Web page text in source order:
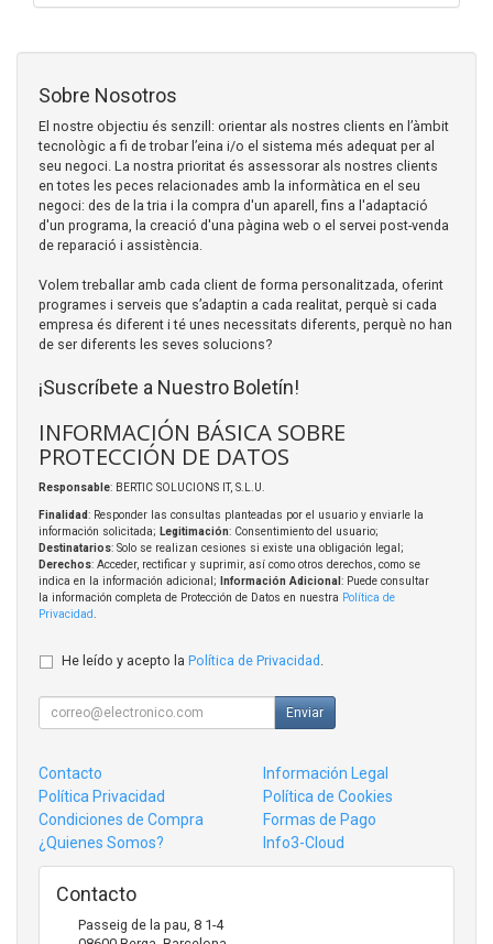
Sobre Nosotros
El nostre objectiu és senzill: orientar als nostres clients en l’àmbit
tecnològic a fi de trobar l’eina i/o el sistema més adequat per al
seu negoci. La nostra prioritat és assessorar als nostres clients
en totes les peces relacionades amb la informàtica en el seu
negoci: des de la tria i la compra d'un aparell, fins a l'adaptació
d'un programa, la creació d'una pàgina web o el servei post-venda
de reparació i assistència.
Volem treballar amb cada client de forma personalitzada, oferint
programes i serveis que s’adaptin a cada realitat, perquè si cada
empresa és diferent i té unes necessitats diferents, perquè no han
de ser diferents les seves solucions?
¡Suscríbete a Nuestro Boletín!
INFORMACIÓN BÁSICA SOBRE
PROTECCIÓN DE DATOS
Responsable: BERTIC SOLUCIONS IT, S.L.U.
Finalidad: Responder las consultas planteadas por el usuario y enviarle la
información solicitada; Legitimación: Consentimiento del usuario;
Destinatarios: Solo se realizan cesiones si existe una obligación legal;
Derechos: Acceder, rectificar y suprimir, así como otros derechos, como se
indica en la información adicional;
Información Adicional : Puede consultar
la información completa de Protección de Datos en nuestra Política de
Privacidad
He leído y acepto la Política de Privacidad
Enviar
Contacto
Información Legal
Política Privacidad
Política de Cookies
Condiciones de Compra
Formas de Pago
¿Quienes Somos?
Info3-Cloud
Contacto
Passeig de la pau, 8 1-4